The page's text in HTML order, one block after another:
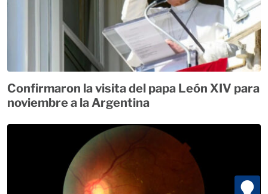
Confirmaron la visita del papa León XIV para
noviembre a la Argentina